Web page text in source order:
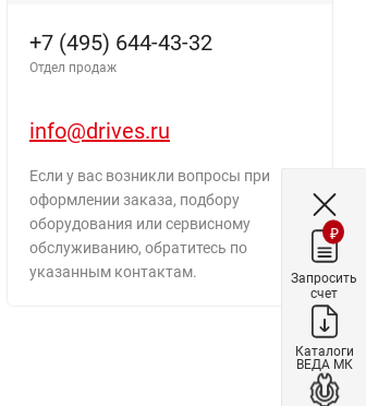
+7 (495) 644-43-32
Отдел продаж
info@drives.ru
Если у вас возникли вопросы при
оформлении заказа, подбору
оборудования или сервисному
обслуживанию, обратитесь по
указанным контактам.
₽
Запросить
счет
Каталоги
ВЕДА МК